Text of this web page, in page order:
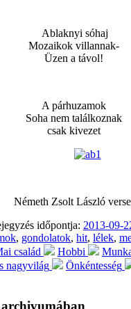
Ablaknyi sóhaj
Mozaikok villannak-
Üzen a távol!
A párhuzamok
Soha nem találkoznak
csak kivezet
Németh Zsolt László
időpontja: 2013-09-
, gondolatok, hit, lélek,
család Hobbi
nagyvilág Önkéntesség